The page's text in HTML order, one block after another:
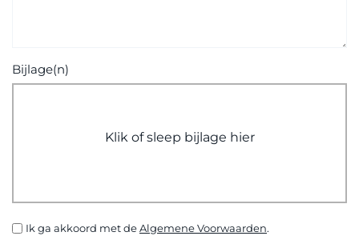
Bijlage(n)
Klik of sleep bijlage hier
Ik ga akkoord met deAlgemene Voorwaarden.